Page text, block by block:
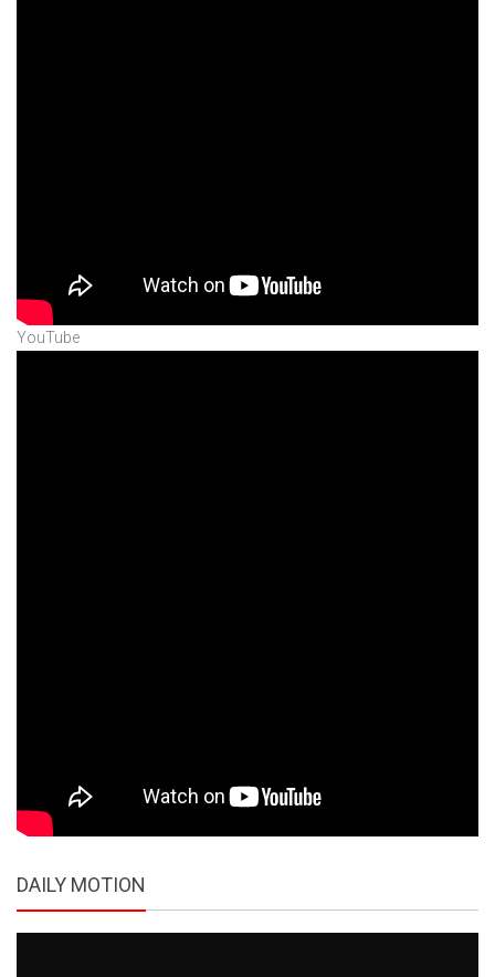
YouTube
DAILY MOTION